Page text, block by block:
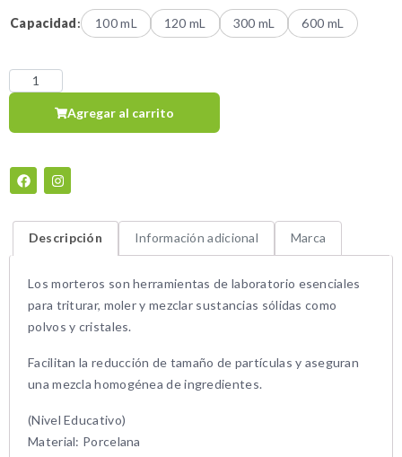
Capacidad: 100 mL 120 mL 300 mL 600 mL
Agregar al carrito
Descripción Información adicional Marca
Los morteros son herramientas de laboratorio esenciales
para triturar, moler y mezclar sustancias sólidas como
polvos y cristales.
Facilitan la reducción de tamaño de partículas y aseguran
una mezcla homogénea de ingredientes.
(Nivel Educativo)
Material: Porcelana